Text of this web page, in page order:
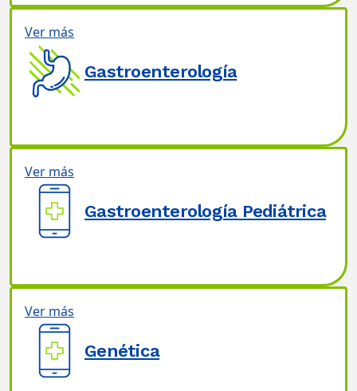
Ver más
Gastroenterología
Ver más
Gastroenterología Pediátrica
Ver más
Genética